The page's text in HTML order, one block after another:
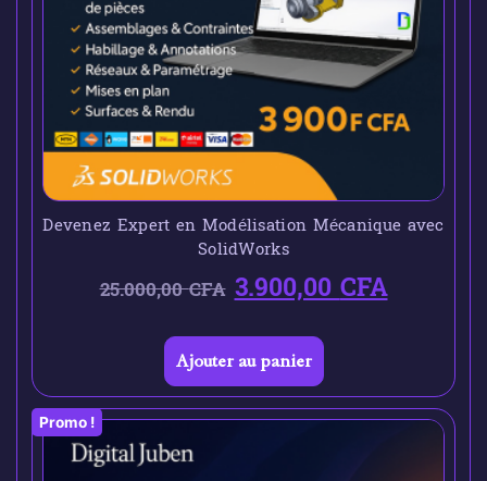
Devenez Expert en Modélisation Mécanique avec
SolidWorks
25.000,00CFA 3.900,00CFA
Ajouter au panier
Promo !